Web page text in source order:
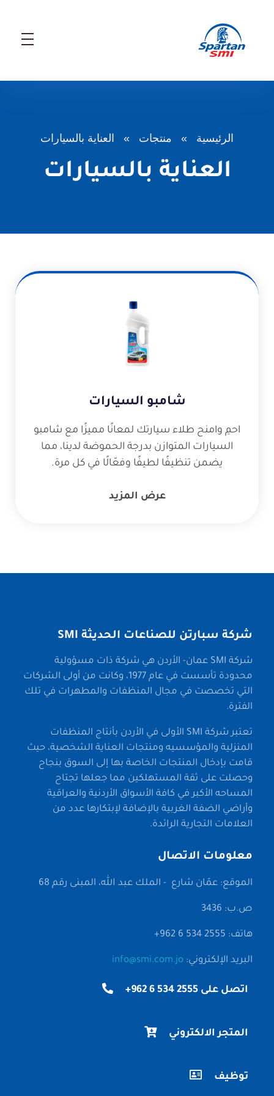
الرئيسية » منتجات » العناية بالسيارات
العناية بالسيارات
شامبو السيارات
احمِ وامنح طلاء سيارتك لمعانًا مميزًا مع شامبو
السيارات المتوازن بدرجة الحموضة لدينا، مما
يضمن تنظيفًا لطيفًا وفعّالًا في كل مرة.
عرض المزيد
شركة سبارتن للصناعات الحديثة SMI
شركة SMI عمان- الأردن هي شركة ذات مسؤولية
محدودة تأسست في عام 1977، وكانت من أولى الشركات
التي تخصصت في مجال المنظفات والمطهرات في تلك
الفترة.
تعتبر شركة SMI الأولى في الأردن بأنتاج المنظفات
المنزلية والمؤسسيه ومنتجات العناية الشخصية، حيث
قامت بإدخال المنتجات الخاصة بها إلى السوق بنجاح
وحصلت على ثقة المستهلكين مما جعلها تجتاح
المساحه الأكبر في كافة الأسواق الأردنية والعراقية
وأراضي الضفة الغربية بالإضافة لإبتكارها عدد من
العلامات التجارية الرائدة.
معلومات الاتصال
الموقع: عمّان شارع - الملك عبد الله، المبنى رقم 68
ص.ب: 3436
هاتف: 2555 534 6 962+
البريد الإلكتروني: info@smi.com.jo
اتصل على 2555 534 6 962+
المتجر الالكتروني
توظيف